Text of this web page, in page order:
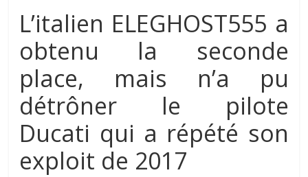
L’italien ELEGHOST555 a
obtenu la seconde
place, mais n’a pu
détrôner le pilote
Ducati qui a répété son
exploit de 2017